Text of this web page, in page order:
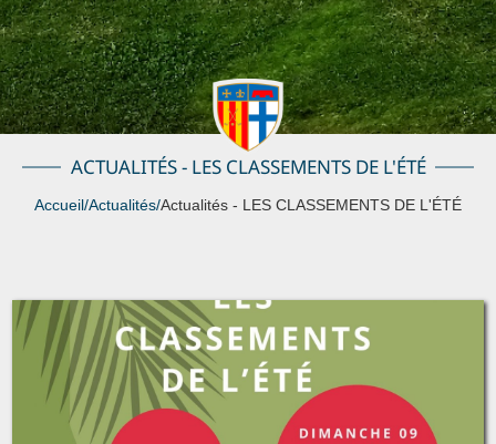
ACTUALITÉS - LES CLASSEMENTS DE L'ÉTÉ
Accueil /Actualités/Actualités - LES CLASSEMENTS DE L'ÉTÉ